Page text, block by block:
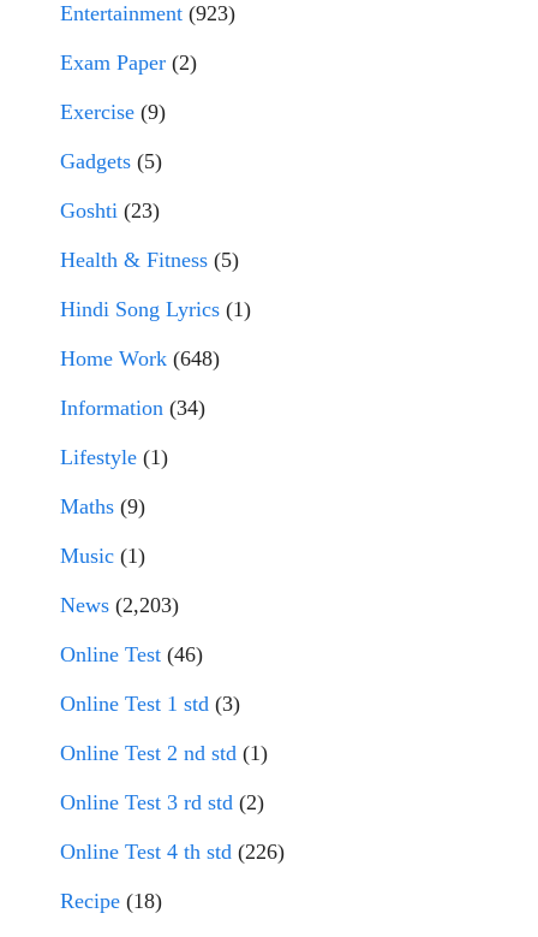
Entertainment (923)
Exam Paper (2)
Exercise (9)
Gadgets (5)
Goshti (23)
Health & Fitness (5)
Hindi Song Lyrics (1)
Home Work (648)
Information (34)
Lifestyle (1)
Maths (9)
Music (1)
News (2,203)
Online Test (46)
Online Test 1 std (3)
Online Test 2 nd std (1)
Online Test 3 rd std (2)
Online Test 4 th std (226)
Recipe (18)